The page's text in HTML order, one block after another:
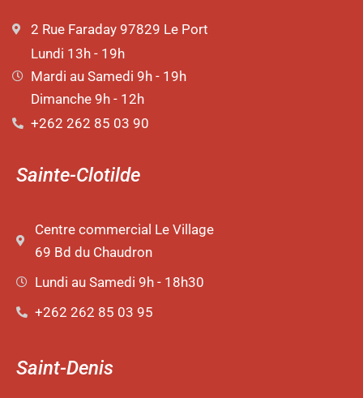
2 Rue Faraday 97829 Le Port
Lundi 13h - 19h
Mardi au Samedi 9h - 19h
Dimanche 9h - 12h
+262 262 85 03 90
Sainte-Clotilde
Centre commercial Le Village
69 Bd du Chaudron
Lundi au Samedi 9h - 18h30
+262 262 85 03 95
Saint-Denis